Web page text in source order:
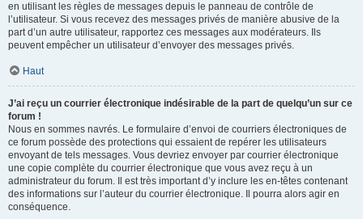
en utilisant les règles de messages depuis le panneau de contrôle de
l’utilisateur. Si vous recevez des messages privés de manière abusive de la
part d’un autre utilisateur, rapportez ces messages aux modérateurs. Ils
peuvent empêcher un utilisateur d’envoyer des messages privés.
Haut
J’ai reçu un courrier électronique indésirable de la part de quelqu’un sur ce
forum !
Nous en sommes navrés. Le formulaire d’envoi de courriers électroniques de
ce forum possède des protections qui essaient de repérer les utilisateurs
envoyant de tels messages. Vous devriez envoyer par courrier électronique
une copie complète du courrier électronique que vous avez reçu à un
administrateur du forum. Il est très important d’y inclure les en-têtes contenant
des informations sur l’auteur du courrier électronique. Il pourra alors agir en
conséquence.